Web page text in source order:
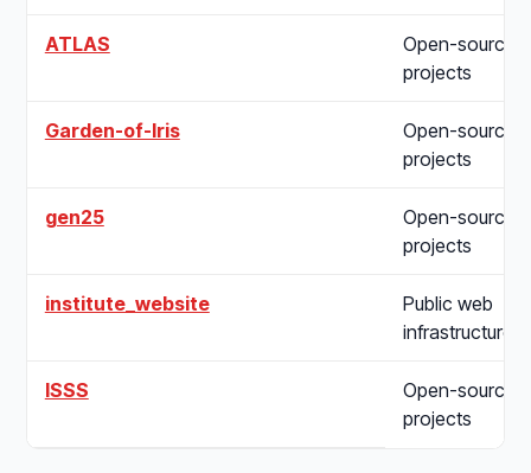
ATLAS
Open-source
projects
Garden-of-Iris
Open-source
projects
gen25
Open-source
projects
institute_website
Public web
infrastructure
ISSS
Open-source
projects